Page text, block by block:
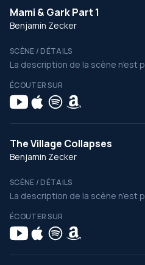
Mami & Gark Part 1
Benjamin Zecker
SCÈNE / DÉTAILS
La description de la scène n’est
ÉCOUTER SUR
The Village Collapses
Benjamin Zecker
SCÈNE / DÉTAILS
La description de la scène n’est
ÉCOUTER SUR